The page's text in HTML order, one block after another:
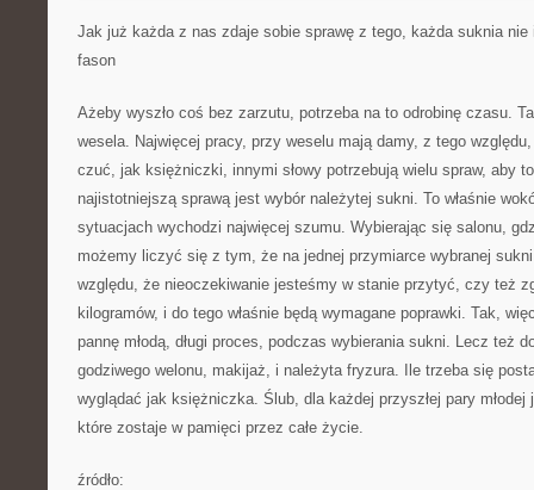
Jak już każda z nas zdaje sobie sprawę z tego, każda suknia nie
fason
Ażeby wyszło coś bez zarzutu, potrzeba na to odrobinę czasu.
wesela. Najwięcej pracy, przy weselu mają damy, z tego
czuć, jak księżniczki, innymi słowy potrzebują wielu spraw, aby
najistotniejszą sprawą jest wybór należytej sukni. To właśnie
sytuacjach wychodzi najwięcej szumu. Wybierając się salonu,
możemy liczyć się z tym, że na jednej przymiarce wybranej
względu, że nieoczekiwanie jesteśmy w stanie przytyć, czy też
kilogramów, i do tego właśnie będą wymagane poprawki. Tak,
pannę młodą, długi proces, podczas wybierania sukni. Lecz też
godziwego welonu, makijaż, i należyta fryzura. Ile trzeba się
wyglądać jak księżniczka. Ślub, dla każdej przyszłej pary
które zostaje w pamięci przez całe życie.
źródło: